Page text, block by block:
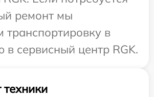
ремонт мы
транспортировку в
в сервисный центр RGK.